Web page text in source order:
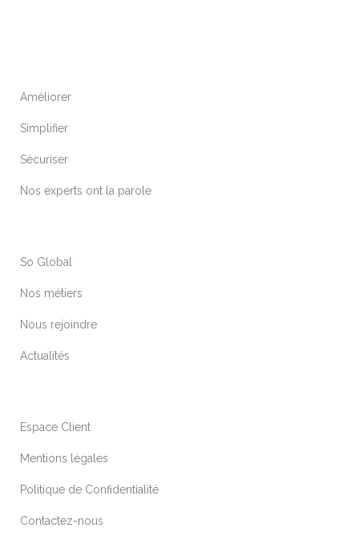
Améliorer
Simplifier
Sécuriser
Nos experts ont la parole
So Global
Nos métiers
Nous rejoindre
Actualités
Espace Client
Mentions légales
Politique de Confidentialité
Contactez-nous